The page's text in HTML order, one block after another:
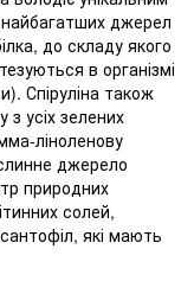
найбагатших джерел
до складу якого
в організмі
Спіруліна також
усіх зелених
ліноленову
джерело
природних
солей,
які мають